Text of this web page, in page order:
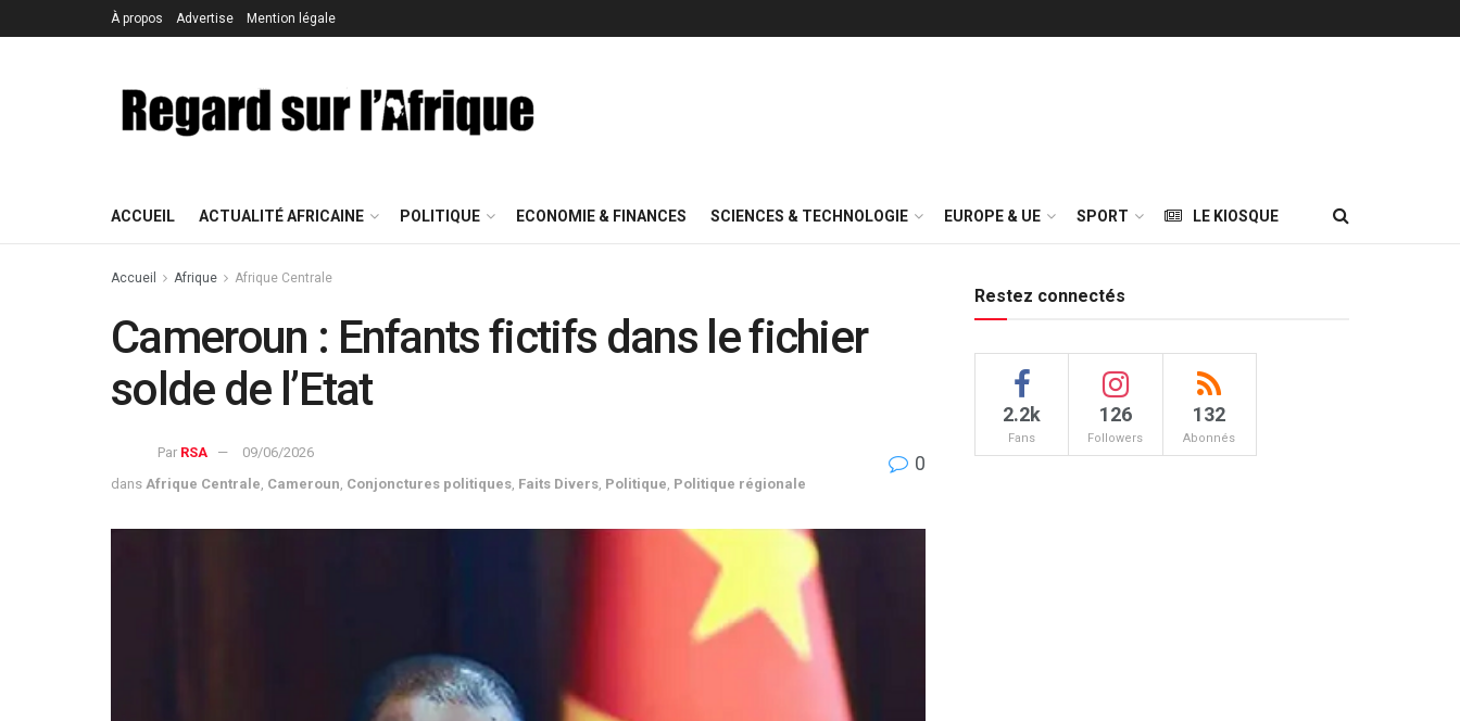
À propos Advertise Mention légale
ACCUEIL ACTUALITÉ AFRICAINE POLITIQUE ECONOMIE & FINANCES SCIENCES & TECHNOLOGIE EUROPE & UE SPORT LE KIOSQUE
Accueil Afrique Afrique Centrale
Cameroun : Enfants fictifs dans le fichier
solde de l’Etat
Par RSA
09/06/2026
dans Afrique Centrale Cameroun Conjonctures politiques Faits Divers Politique Politique régionale
0
Restez connectés
2.2k
Fans
126
Followers
132
Abonnés